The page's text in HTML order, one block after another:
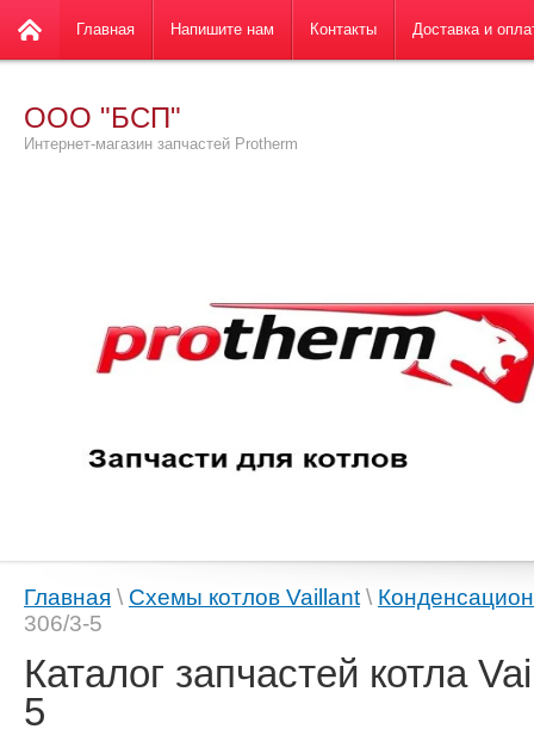
ООО "БСП"
Интернет-магазин запчастей Protherm
Главная Напишите нам Контакты Доставка и
Главная \ Схемы котлов Vaillant \
306/3-5
Каталог запчастей котла
5